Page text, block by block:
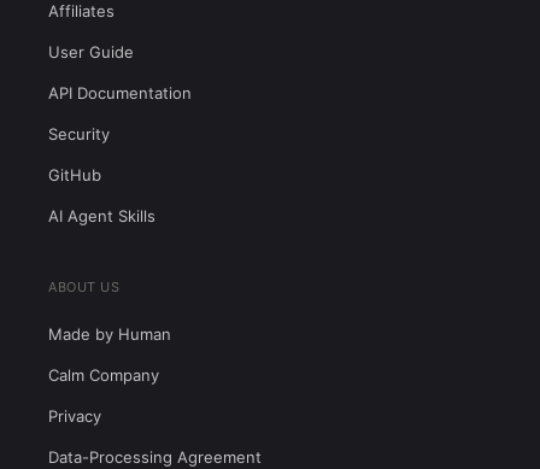
Affiliates
User Guide
API Documentation
Security
GitHub
AI Agent Skills
ABOUT US
Made by Human
Calm Company
Privacy
Data-Processing Agreement